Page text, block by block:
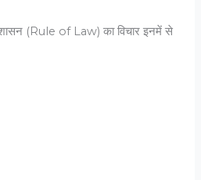
शासन (Rule of Law) का विचार इनमें से